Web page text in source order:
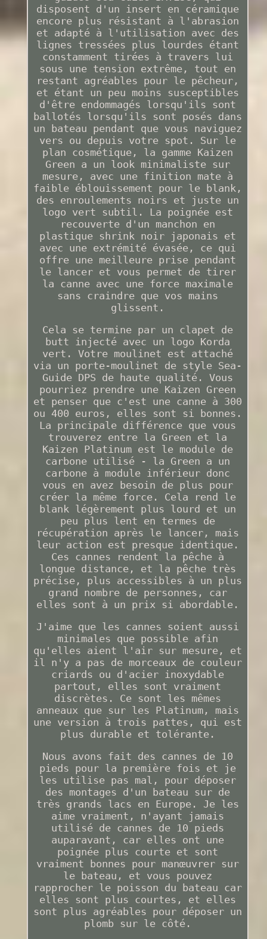
disposent d'un insert en céramique
encore plus résistant à l'abrasion
et adapté à l'utilisation avec des
lignes tressées plus lourdes étant
constamment tirées à travers lui
sous une tension extrême, tout en
restant agréables pour le pêcheur,
et étant un peu moins susceptibles
d'être endommagés lorsqu'ils sont
ballotés lorsqu'ils sont posés dans
un bateau pendant que vous naviguez
vers ou depuis votre spot. Sur le
plan cosmétique, la gamme Kaizen
Green a un look minimaliste sur
mesure, avec une finition mate à
faible éblouissement pour le blank,
des enroulements noirs et juste un
logo vert subtil. La poignée est
recouverte d'un manchon en
plastique shrink noir japonais et
avec une extrémité évasée, ce qui
offre une meilleure prise pendant
le lancer et vous permet de tirer
la canne avec une force maximale
sans craindre que vos mains
glissent.
Cela se termine par un clapet de
butt injecté avec un logo Korda
vert. Votre moulinet est attaché
via un porte-moulinet de style Sea-
Guide DPS de haute qualité. Vous
pourriez prendre une Kaizen Green
et penser que c'est une canne à 300
ou 400 euros, elles sont si bonnes.
La principale différence que vous
trouverez entre la Green et la
Kaizen Platinum est le module de
carbone utilisé - la Green a un
carbone à module inférieur donc
vous en avez besoin de plus pour
créer la même force. Cela rend le
blank légèrement plus lourd et un
peu plus lent en termes de
récupération après le lancer, mais
leur action est presque identique.
Ces cannes rendent la pêche à
longue distance, et la pêche très
précise, plus accessibles à un plus
grand nombre de personnes, car
elles sont à un prix si abordable.
J'aime que les cannes soient aussi
minimales que possible afin
qu'elles aient l'air sur mesure, et
il n'y a pas de morceaux de couleur
criards ou d'acier inoxydable
partout, elles sont vraiment
discrètes. Ce sont les mêmes
anneaux que sur les Platinum, mais
une version à trois pattes, qui est
plus durable et tolérante.
Nous avons fait des cannes de 10
pieds pour la première fois et je
les utilise pas mal, pour déposer
des montages d'un bateau sur de
très grands lacs en Europe. Je les
aime vraiment, n'ayant jamais
utilisé de cannes de 10 pieds
auparavant, car elles ont une
poignée plus courte et sont
vraiment bonnes pour manœuvrer sur
le bateau, et vous pouvez
rapprocher le poisson du bateau car
elles sont plus courtes, et elles
sont plus agréables pour déposer un
plomb sur le côté.